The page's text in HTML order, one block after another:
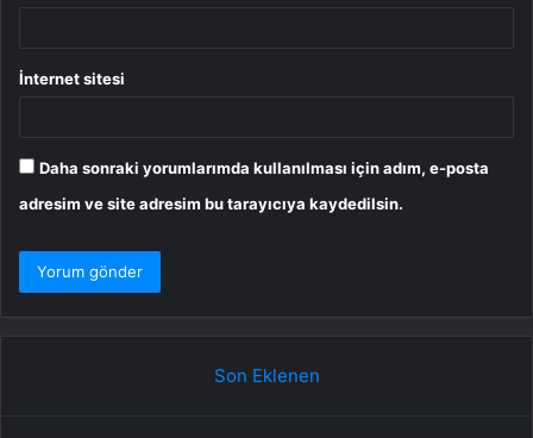
İnternet sitesi
Daha sonraki yorumlarımda kullanılması için adım, e-posta
adresim ve site adresim bu tarayıcıya kaydedilsin.
Son Eklenen